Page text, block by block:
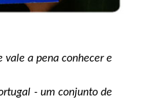
vale a pena conhecer e
- um conjunto de